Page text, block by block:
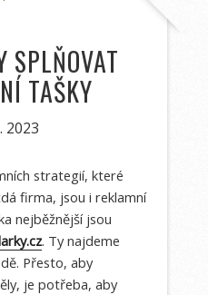
SPLŇOVAT
TAŠKY
2023
strategií, které
firma, jsou i reklamní
nejběžnější jsou
. Ty najdeme
Přesto, aby
je potřeba, aby